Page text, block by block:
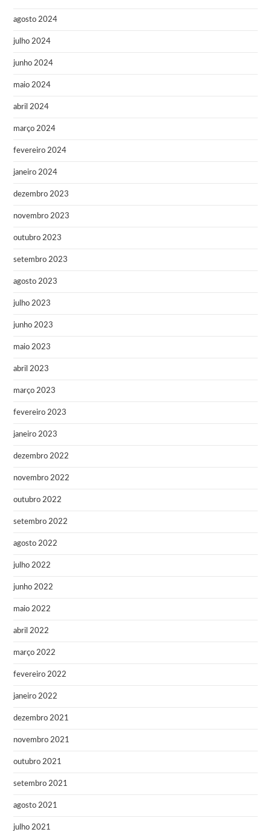
agosto 2024
julho 2024
junho 2024
maio 2024
abril 2024
março 2024
fevereiro 2024
janeiro 2024
dezembro 2023
novembro 2023
outubro 2023
setembro 2023
agosto 2023
julho 2023
junho 2023
maio 2023
abril 2023
março 2023
fevereiro 2023
janeiro 2023
dezembro 2022
novembro 2022
outubro 2022
setembro 2022
agosto 2022
julho 2022
junho 2022
maio 2022
abril 2022
março 2022
fevereiro 2022
janeiro 2022
dezembro 2021
novembro 2021
outubro 2021
setembro 2021
agosto 2021
julho 2021